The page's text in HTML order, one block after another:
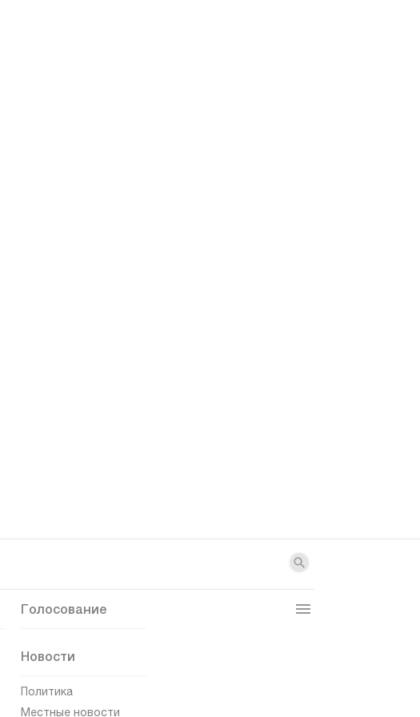
Голосование
Новости
Политика
Местные новости